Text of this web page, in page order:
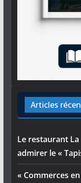
Articles
Le restaurant
admirer le «
« Commerces